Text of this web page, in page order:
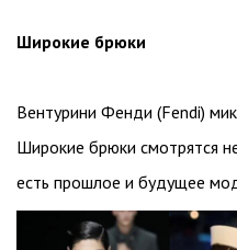
Широкие брюки
Вентурини Фенди (Fendi)
Широкие брюки смотрятся
есть прошлое и будущее